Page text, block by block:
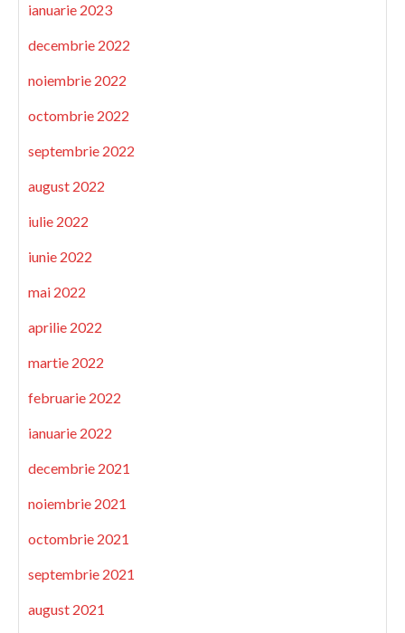
ianuarie 2023
decembrie 2022
noiembrie 2022
octombrie 2022
septembrie 2022
august 2022
iulie 2022
iunie 2022
mai 2022
aprilie 2022
martie 2022
februarie 2022
ianuarie 2022
decembrie 2021
noiembrie 2021
octombrie 2021
septembrie 2021
august 2021